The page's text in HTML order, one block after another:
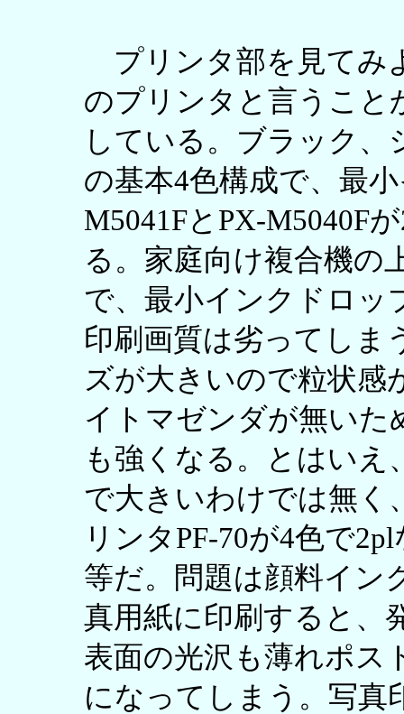
プリンタ部を見てみ
のプリンタと言うこと
している。ブラック
の基本4色構成で、最
M5041FとPX-M5040F
る。家庭向け複合機の
で、最小インクドロッ
印刷画質は劣ってしま
ズが大きいので粒状感
イトマゼンダが無いた
も強くなる。とはいえ
で大きいわけでは無く
リンタPF-70が4色で
等だ。問題は顔料イン
真用紙に印刷すると、
表面の光沢も薄れポス
になってしまう。写真